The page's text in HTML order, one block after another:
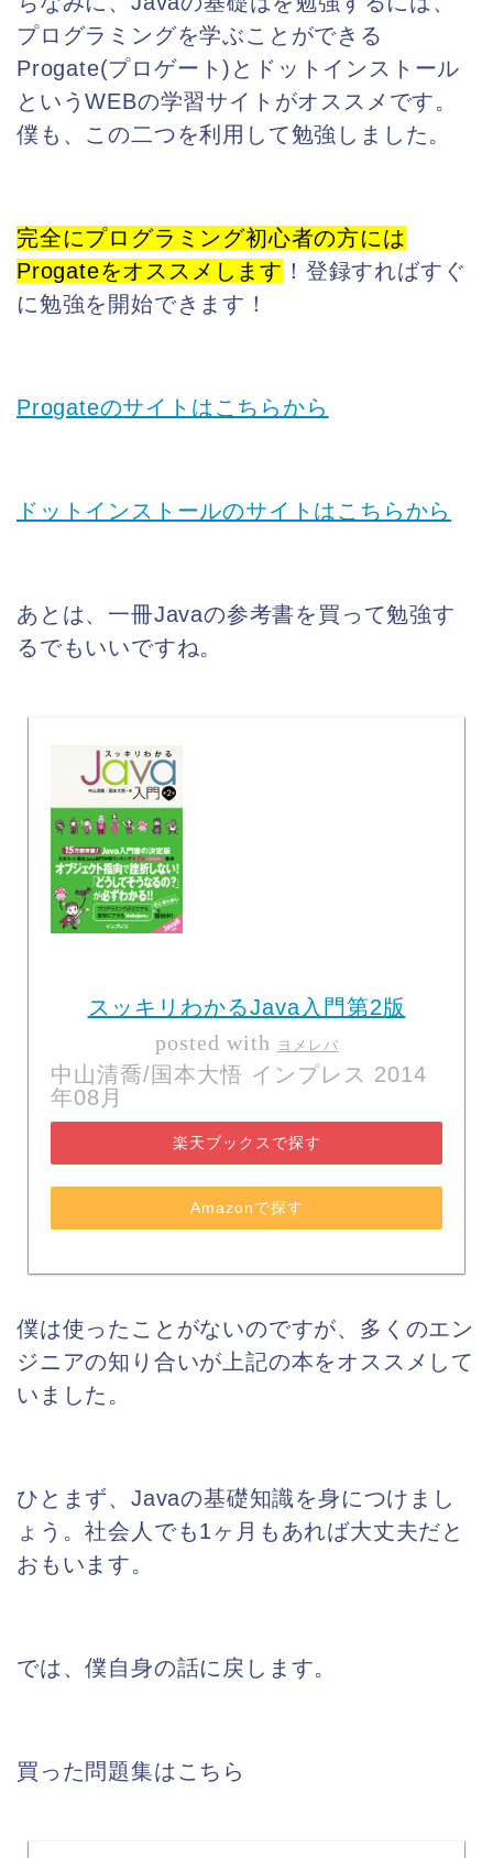
プログラミングを学ぶことができる
Progate(プロゲート)とドットインストール
というWEBの学習サイトがオススメです。
僕も、この二つを利用して勉強しました。
完全にプログラミング初心者の方には
Progateをオススメします ！登録すればすぐ
に勉強を開始できます！
Progateのサイトはこちらから
ドットインストールのサイトはこちらから
あとは、一冊Javaの参考書を買って勉強す
るでもいいですね。
スッキリわかるJava入門第2版
posted with
ヨメレバ
中山清喬/国本大悟 インプレス 2014
年08月
楽天ブックスで探す
Amazonで探す
僕は使ったことがないのですが、多くのエン
ジニアの知り合いが上記の本をオススメして
いました。
ひとまず、Javaの基礎知識を身につけまし
ょう。社会人でも1ヶ月もあれば大丈夫だと
おもいます。
では、僕自身の話に戻します。
買った問題集はこちら